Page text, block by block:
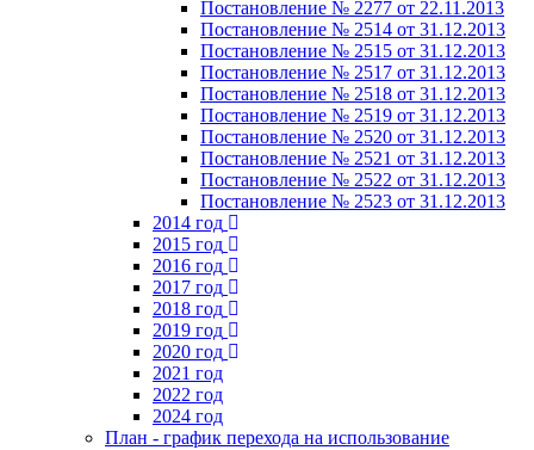
Постановление № 2277 от 22.11.2013
Постановление № 2514 от 31.12.2013
Постановление № 2515 от 31.12.2013
Постановление № 2517 от 31.12.2013
Постановление № 2518 от 31.12.2013
Постановление № 2519 от 31.12.2013
Постановление № 2520 от 31.12.2013
Постановление № 2521 от 31.12.2013
Постановление № 2522 от 31.12.2013
Постановление № 2523 от 31.12.2013
2014 год
2015 год
2016 год
2017 год
2018 год
2019 год
2020 год
2021 год
2022 год
2024 год
План - график перехода на использование